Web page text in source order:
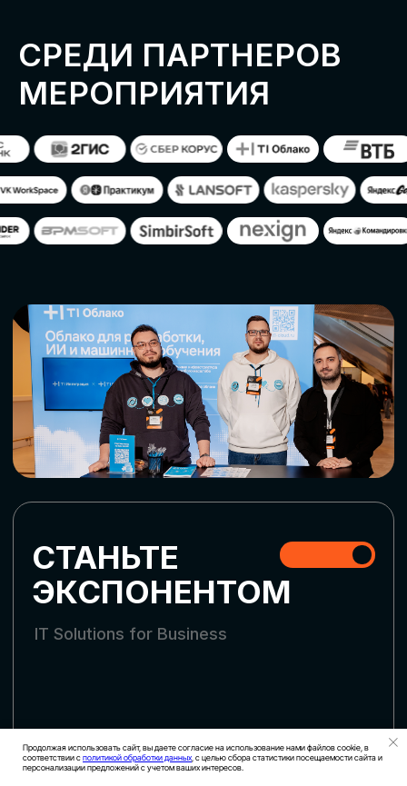
Продолжая использовать сайт, вы даете согласие на использование нами файлов cookie, в
соответствии сполитикой обработки данных , с целью сбора статистики посещаемости сайта и
персонализации предложений с учетом ваших интересов.
ОСТАВИТЬ
ЗАЯВКУ
СТАТЬ ПАРТНЕРОМ
СКАЧАТЬ ПРОГРАММУ
СТАТЬ СПИКЕРОМ
Оставьте заявку, наши менеджеры
СТАТЬ УЧАСТНИКОМ